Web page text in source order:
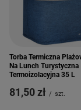
Torba Termiczna
Na Lunch Turystyczna
Termoizolacyjna 35 L
81,50 zł / szt.